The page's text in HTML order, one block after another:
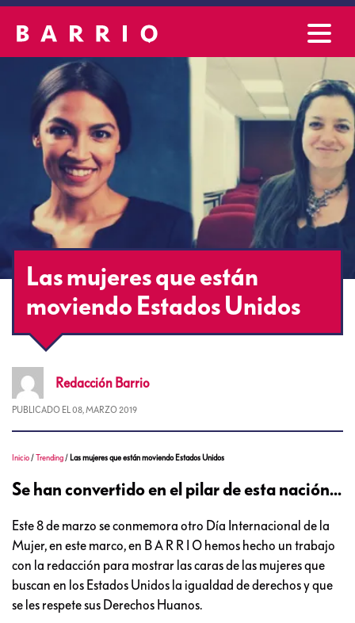
Las mujeres que están
moviendo Estados Unidos
Redacción Barrio
PUBLICADO EL 08, MARZO 2019
Inicio /Trending / Las mujeres que están moviendo Estados Unidos
Se han convertido en el pilar de esta nación...
Este 8 de marzo se conmemora otro Día Internacional de la
Mujer, en este marco, en B A R R I O hemos hecho un trabajo
con la redacción para mostrar las caras de las mujeres que
buscan en los Estados Unidos la igualdad de derechos y que
se les respete sus Derechos Huanos.